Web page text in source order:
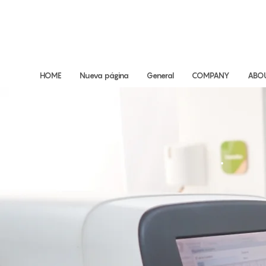
HOME Nueva página General COMPANY